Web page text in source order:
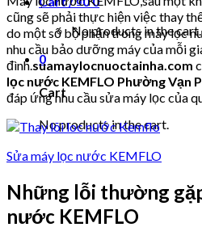
No products in the cart.
0
Cart
No products in the cart.
cũng sẽ phải thực hiện việc thay
do một số bộ phận trong máy lọc
nhu cầu bảo dưỡng máy của mỗi
đình.suamaylocnuoctainha.com
lọc nước KEMFLO Phường Vạn
đáp ứng nhu cầu sửa máy lọc của
Sửa máy lọc nước KEMFLO
Những lỗi thường
nước KEMFLO